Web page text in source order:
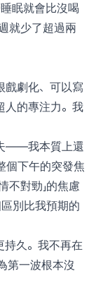
睡眠就會比沒喝
就少了超過兩
戲劇化、可以寫
人的專注力。我
——我本質上還
下午的突發焦
不對勁」的焦慮
區別比我預期的
持久。我不再在
第一波根本沒